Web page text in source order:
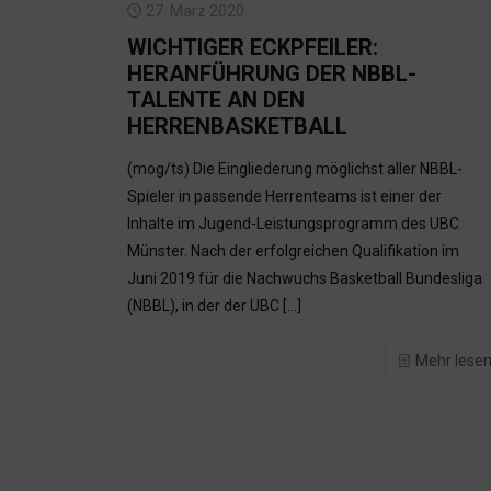
27. März 2020
WICHTIGER ECKPFEILER:
HERANFÜHRUNG DER NBBL-
TALENTE AN DEN
HERRENBASKETBALL
(mog/ts) Die Eingliederung möglichst aller NBBL-
Spieler in passende Herrenteams ist einer der
Inhalte im Jugend-Leistungsprogramm des UBC
Münster. Nach der erfolgreichen Qualifikation im
Juni 2019 für die Nachwuchs Basketball Bundesliga
(NBBL), in der der UBC […]
Mehr